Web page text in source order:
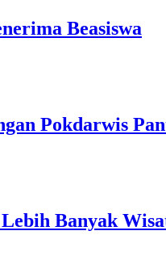
Beasiswa
Pokdarwis
Banyak